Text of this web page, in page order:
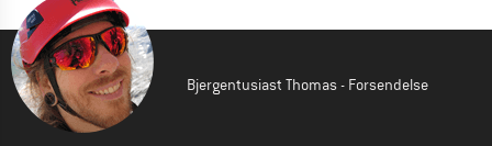
Bjergentusiast Thomas - Forsendelse